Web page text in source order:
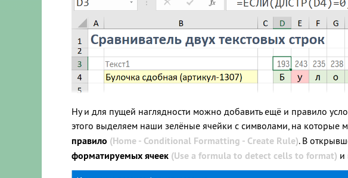
Ну и для пущей наглядности можно добавить ещё и правило
этого выделяем наши зелёные ячейки с символами, на
правило (Home - Conditional Formatting - Create Rule). В
форматируемых ячеек (Use a formula to detect cells to format) и